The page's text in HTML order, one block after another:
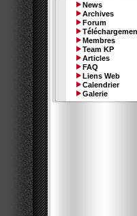
News
Archives
Forum
Membres
Team KP
Articles
FAQ
Liens Web
Calendrier
Galerie